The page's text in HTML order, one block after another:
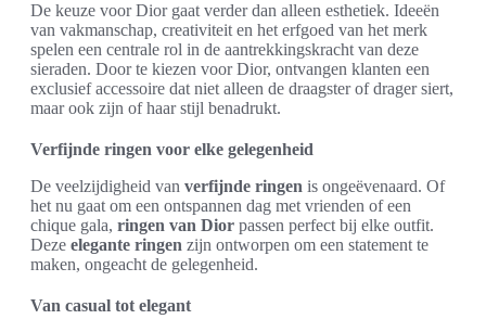
De keuze voor Dior gaat verder dan alleen esthetiek. Ideeën
van vakmanschap, creativiteit en het erfgoed van het merk
spelen een centrale rol in de aantrekkingskracht van deze
sieraden. Door te kiezen voor Dior, ontvangen klanten een
exclusief accessoire dat niet alleen de draagster of drager siert,
maar ook zijn of haar stijl benadrukt.
Verfijnde ringen voor elke gelegenheid
De veelzijdigheid van verfijnde ringen is ongeëvenaard. Of
het nu gaat om een ontspannen dag met vrienden of een
chique gala, ringen van Dior passen perfect bij elke outfit.
Deze elegante ringen zijn ontworpen om een statement te
maken, ongeacht de gelegenheid.
Van casual tot elegant